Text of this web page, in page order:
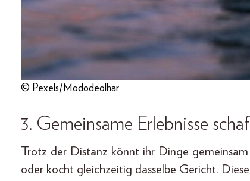
© Pexels/Mododeolhar
3. Gemeinsame Erlebnisse
Trotz der Distanz könnt ihr Dinge
oder kocht gleichzeitig dasselbe Gericht.